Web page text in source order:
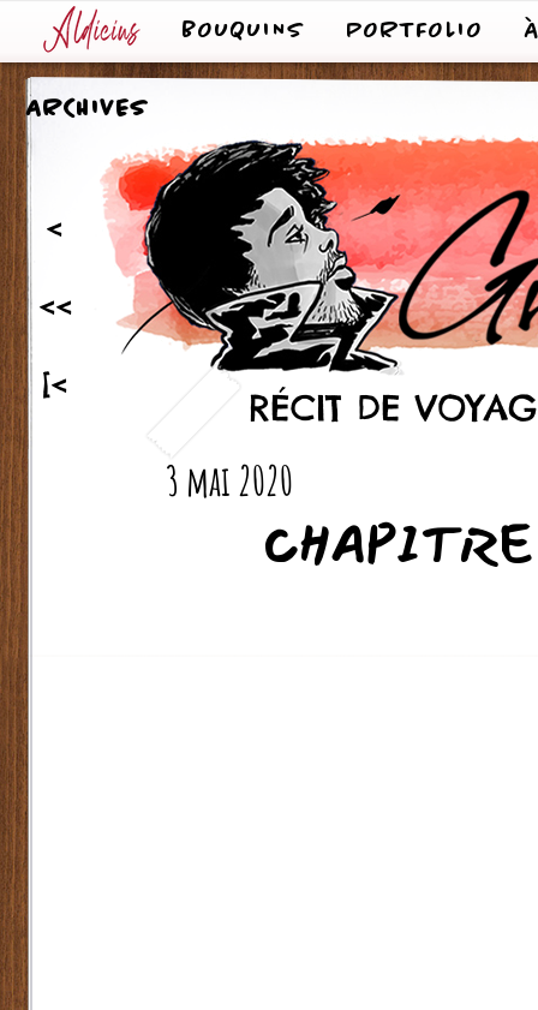
BOUQUINS PORTFOLIO
<
[<
<<
ARCHIVES
RÉCIT DE
3 mai 2020